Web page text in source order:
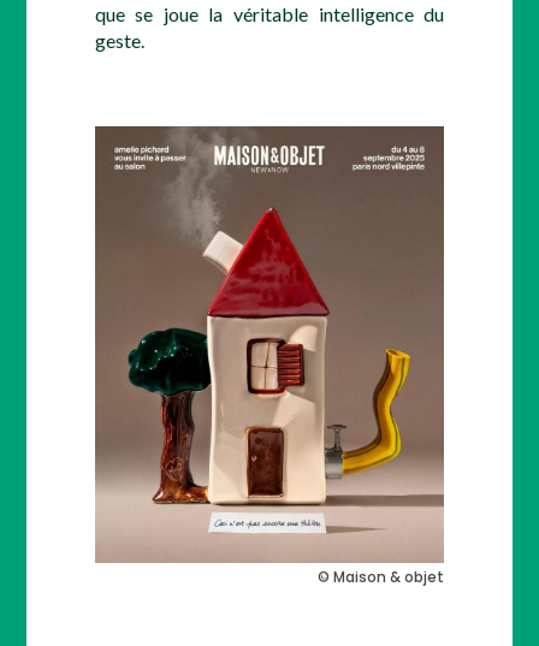
que se joue la véritable intelligence du
geste.
© Maison & objet